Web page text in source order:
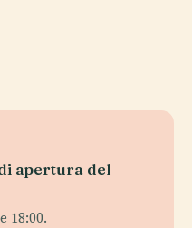
apertura del
18:00.